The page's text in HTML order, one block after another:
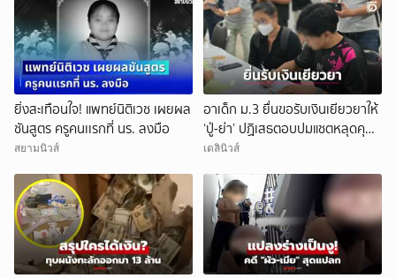
ยิ่งสะเทือนใจ! แพทย์นิติเวช เผยผล
ชันสูตร ครูคนเเรกที่ นร. ลงมือ
สยามนิวส์
อาเด็ก ม.3 ยื่นขอรับเงินเยียวยาให้
‘ปู่-ย่า’ ปฏิเสธตอบปมแชตหลุดคุย
แม่ ‘ถูกกลั่นแกล้ง’
เดลินิวส์